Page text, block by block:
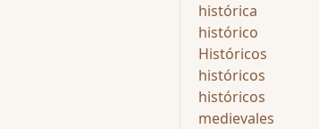
histórica
histórico
Históricos
históricos
históricos
medievales